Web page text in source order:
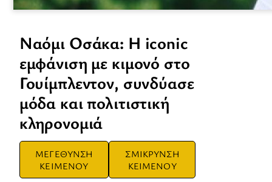
Ναόμι Οσάκα: Η iconic
εμφάνιση με κιμονό στο
Γουίμπλεντον, συνδύασε
μόδα και πολιτιστική
κληρονομιά
ΜΕΓΕΘΥΝΣΗ
ΚΕΙΜΕΝΟΥ
ΣΜΙΚΡΥΝΣΗ
ΚΕΙΜΕΝΟΥ